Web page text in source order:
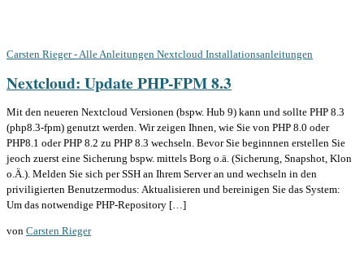
Carsten Rieger - Alle Anleitungen Nextcloud Installationsanleitungen
Nextcloud: Update PHP-FPM 8.3
Mit den neueren Nextcloud Versionen (bspw. Hub 9) kann und sollte PHP 8.3
(php8.3-fpm) genutzt werden. Wir zeigen Ihnen, wie Sie von PHP 8.0 oder
PHP8.1 oder PHP 8.2 zu PHP 8.3 wechseln. Bevor Sie beginnnen erstellen Sie
jeoch zuerst eine Sicherung bspw. mittels Borg o.ä. (Sicherung, Snapshot, Klon
o.Ä.). Melden Sie sich per SSH an Ihrem Server an und wechseln in den
priviligierten Benutzermodus: Aktualisieren und bereinigen Sie das System:
Um das notwendige PHP-Repository […]
von Carsten Rieger